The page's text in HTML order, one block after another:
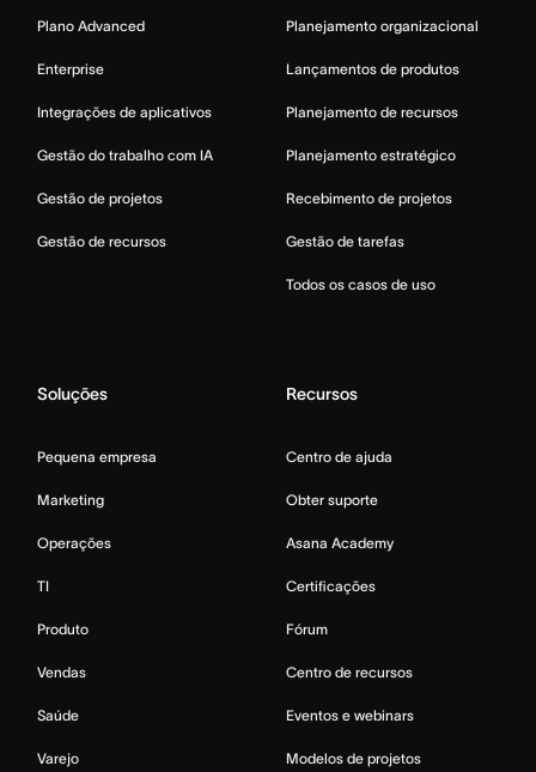
Plano Advanced
Enterprise
Integrações de aplicativos
Gestão do trabalho com IA
Gestão de projetos
Gestão de recursos
Planejamento organizacional
Lançamentos de produtos
Planejamento de recursos
Planejamento estratégico
Recebimento de projetos
Gestão de tarefas
Todos os casos de uso
Soluções
Pequena empresa
Marketing
Operações
TI
Produto
Vendas
Saúde
Varejo
Recursos
Centro de ajuda
Obter suporte
Asana Academy
Certificações
Fórum
Centro de recursos
Eventos e webinars
Modelos de projetos